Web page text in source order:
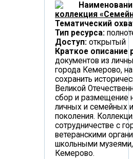
коллекция
Тематический
Тип ресурса:
Доступ: открытый
Краткое описание
документов из
города Кемерово,
сохранить
Великой
сбор и размещение
личных и семейных
поколения.
сотрудничестве с
ветеранскими
школьными
Кемерово.